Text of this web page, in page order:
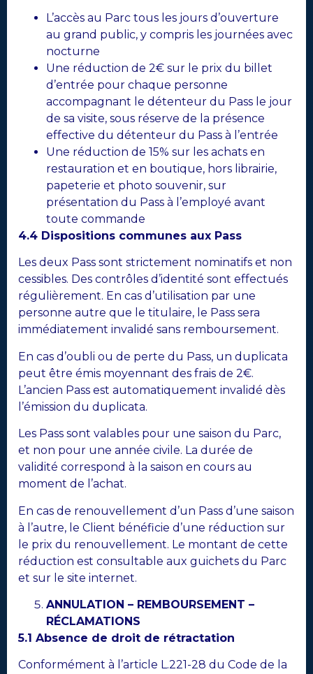
L’accès au Parc tous les jours d’ouverture
au grand public, y compris les journées avec
nocturne
Une réduction de 2€ sur le prix du billet
d’entrée pour chaque personne
accompagnant le détenteur du Pass le jour
de sa visite, sous réserve de la présence
effective du détenteur du Pass à l’entrée
Une réduction de 15% sur les achats en
restauration et en boutique, hors librairie,
papeterie et photo souvenir, sur
présentation du Pass à l’employé avant
toute commande
4.4 Dispositions communes aux Pass
Les deux Pass sont strictement nominatifs et non
cessibles. Des contrôles d’identité sont effectués
régulièrement. En cas d’utilisation par une
personne autre que le titulaire, le Pass sera
immédiatement invalidé sans remboursement.
En cas d’oubli ou de perte du Pass, un duplicata
peut être émis moyennant des frais de 2€.
L’ancien Pass est automatiquement invalidé dès
l’émission du duplicata.
Les Pass sont valables pour une saison du Parc,
et non pour une année civile. La durée de
validité correspond à la saison en cours au
moment de l’achat.
En cas de renouvellement d’un Pass d’une saison
à l’autre, le Client bénéficie d’une réduction sur
le prix du renouvellement. Le montant de cette
réduction est consultable aux guichets du Parc
et sur le site internet.
ANNULATION – REMBOURSEMENT –
RÉCLAMATIONS
5.1 Absence de droit de rétractation
Conformément à l’article L.221-28 du Code de la